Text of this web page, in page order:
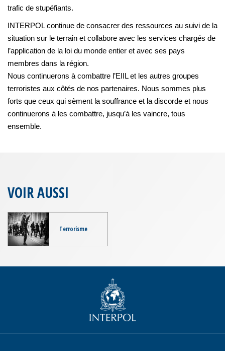
trafic de stupéfiants.
INTERPOL continue de consacrer des ressources au suivi de la
situation sur le terrain et collabore avec les services chargés de
l’application de la loi du monde entier et avec ses pays
membres dans la région.
Nous continuerons à combattre l’EIIL et les autres groupes
terroristes aux côtés de nos partenaires. Nous sommes plus
forts que ceux qui sèment la souffrance et la discorde et nous
continuerons à les combattre, jusqu’à les vaincre, tous
ensemble.
VOIR AUSSI
Terrorisme